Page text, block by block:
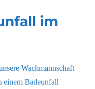
im
Wachmannschaft
einem Badeunfall